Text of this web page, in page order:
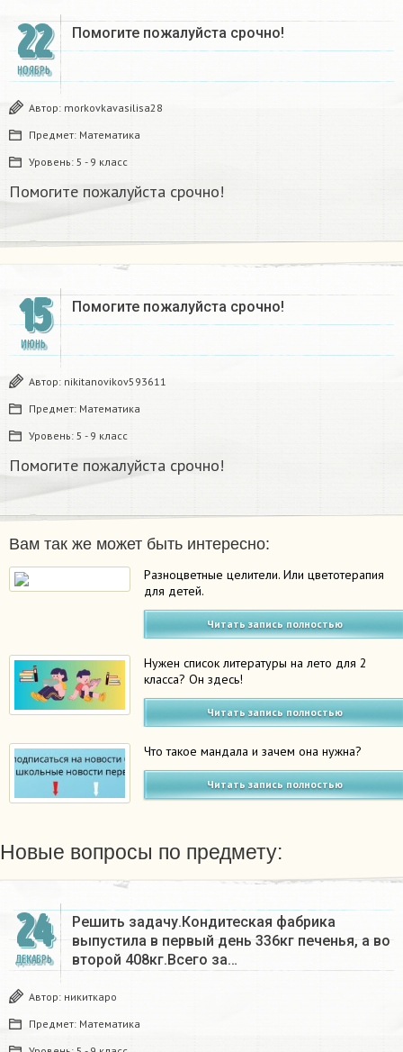
22
НОЯБРЬ
Помогите пожалуйста срочно!
Автор: morkovkavasilisa28
Предмет: Математика
Уровень: 5 - 9 класс
Помогите пожалуйста срочно!
15
ИЮНЬ
Помогите пожалуйста срочно!
Автор: nikitanovikov593611
Предмет: Математика
Уровень: 5 - 9 класс
Помогите пожалуйста срочно!
Вам так же может быть интересно:
Разноцветные целители. Или цветотерапия
для детей.
Читать запись полностью
Нужен список литературы на лето для 2
класса? Он здесь!
Читать запись полностью
Что такое мандала и зачем она нужна?
Читать запись полностью
Новые вопросы по предмету:
24
ДЕКАБРЬ
Решить задачу.Кондитеская фабрика
выпустила в первый день 336кг печенья, а во
второй 408кг.Всего за…
Автор: никиткаро
Предмет: Математика